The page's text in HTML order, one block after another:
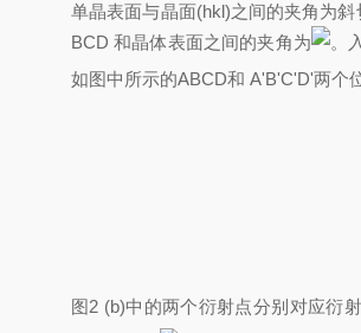
单晶表面与晶面(hkl)之间的夹角为
BCD 和晶体表面之间的夹角为
。
如图中所示的ABCD和 A'B'C'D'两个
图2 (b)中的两个衍射点分别对应衍